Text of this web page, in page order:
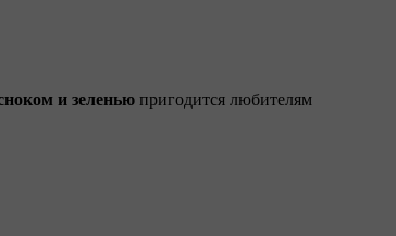
и зеленью пригодится любителям